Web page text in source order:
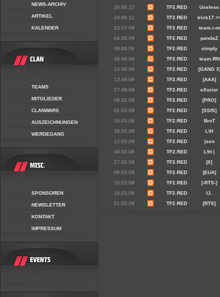
NEWS-ARCHIV
ARTIKEL
KALENDER
TEAMS
MITGLIEDER
CLANWARS
AUSZEICHNUNGEN
WERDEGANG
SPONSOREN
NEWSLETTER
KONTAKT
IMPRESSUM
20.06.12 TF2.RED
Useless
24.06.12
TF2.RED
trick17
23.07.09
TF2.RED
team.r-m
04.08.09
TF2.RED
pandaZ
09.08.09
TF2.RED
simply
16.08.09
TF2.RED
team.RN
10.09.09
TF2.RED
[GANG 3]
13.09.09
TF2.RED
[AAA]
27.09.09
TF2.RED
eXorior
09.02.08
TF2.RED
[PRO]
01.03.08
TF2.RED
[SSfS]
16.03.08
TF2.RED
BroT
28.03.08
TF2.RED
L!H
12.03.08
TF2.RED
|sen
08.03.08
TF2.RED
L!H |
27.02.08
TF2.RED
[0]
06.03.08
TF2.RED
[EUA]
10.03.08
TF2.RED
[-RTS-]
16.03.08
TF2.RED
IJ.
21.03.08
TF2.RED [RTS]